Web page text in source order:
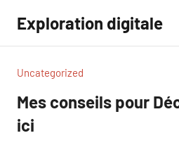
contenu
Exploration digitale
Uncategorized
Mes conseils pour
ici